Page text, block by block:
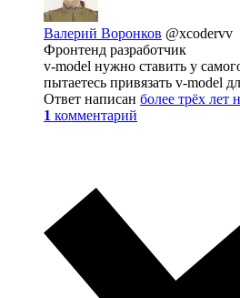
Валерий Воронков @xcodervv
Фронтенд разработчик
v-model нужно ставить у
пытаетесь привязать v-model
Ответ написан более трёх лет
1 комментарий